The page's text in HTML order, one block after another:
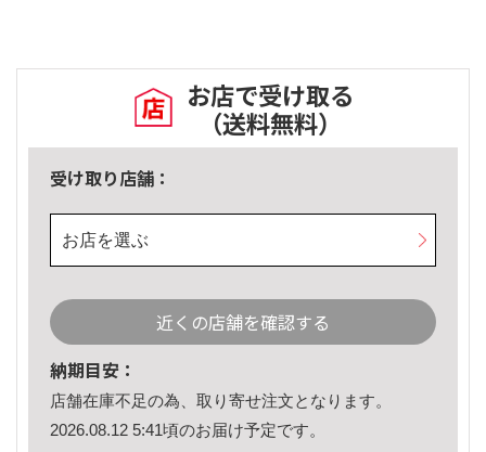
お店で受け取る
（送料無料）
受け取り店舗：
お店を選ぶ
近くの店舗を確認する
納期目安：
店舗在庫不足の為、取り寄せ注文となります。
2026.08.12 5:41頃のお届け予定です。